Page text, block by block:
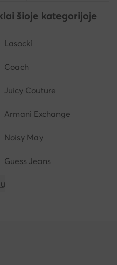
šioje kategorijoje
Lasocki
Coach
Juicy Couture
Armani Exchange
Noisy May
Guess Jeans